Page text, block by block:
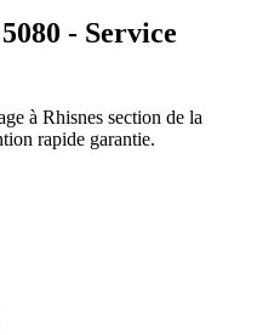
- Service
à Rhisnes section de la
rapide garantie.